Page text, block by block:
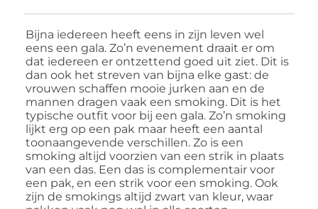
Bijna iedereen heeft eens in zijn leven wel
eens een gala. Zo’n evenement draait er om
dat iedereen er ontzettend goed uit ziet. Dit is
dan ook het streven van bijna elke gast: de
vrouwen schaffen mooie jurken aan en de
mannen dragen vaak een smoking. Dit is het
typische outfit voor bij een gala. Zo’n smoking
lijkt erg op een pak maar heeft een aantal
toonaangevende verschillen. Zo is een
smoking altijd voorzien van een strik in plaats
van een das. Een das is complementair voor
een pak, en een strik voor een smoking. Ook
zijn de smokings altijd zwart van kleur, waar